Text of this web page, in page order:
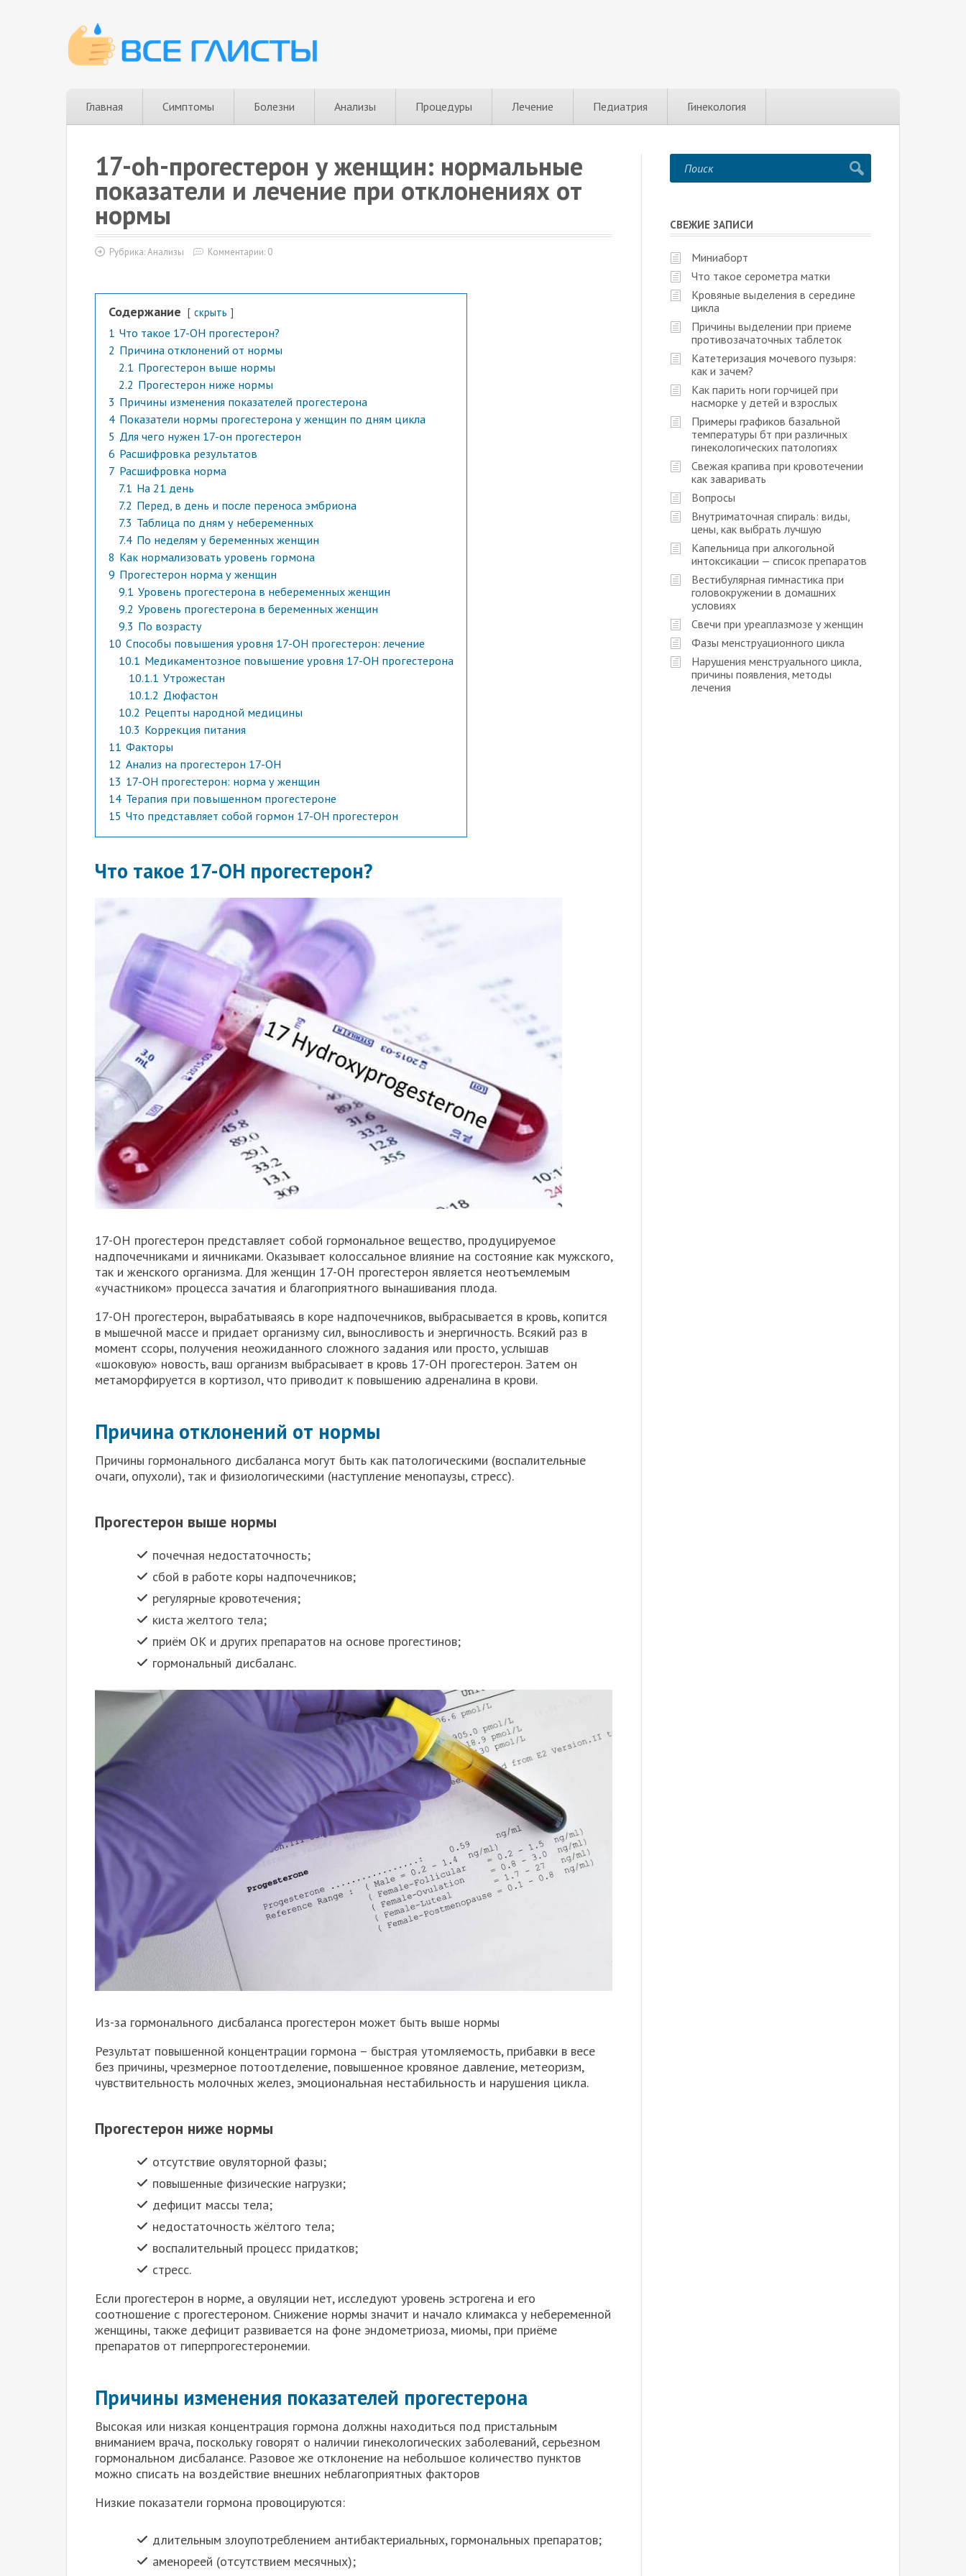
Главная Симптомы Болезни Анализы Процедуры Лечение Педиатрия Гинекология
17-oh-прогестерон у женщин: нормальные
показатели и лечение при отклонениях от
нормы
Рубрика:Анализы Комментарии: 0
Содержание скрыть
1 Что такое 17-ОН прогестерон?
2 Причина отклонений от нормы
2.1 Прогестерон выше нормы
2.2 Прогестерон ниже нормы
3 Причины изменения показателей прогестерона
4 Показатели нормы прогестерона у женщин по дням цикла
5 Для чего нужен 17-он прогестерон
6 Расшифровка результатов
7 Расшифровка норма
7.1 На 21 день
7.2 Перед, в день и после переноса эмбриона
7.3 Таблица по дням у небеременных
7.4 По неделям у беременных женщин
8 Как нормализовать уровень гормона
9 Прогестерон норма у женщин
9.1 Уровень прогестерона в небеременных женщин
9.2 Уровень прогестерона в беременных женщин
9.3 По возрасту
10 Способы повышения уровня 17-ОН прогестерон: лечение
10.1 Медикаментозное повышение уровня 17-ОН прогестерона
10.1.1 Утрожестан
10.1.2 Дюфастон
10.2 Рецепты народной медицины
10.3 Коррекция питания
11 Факторы
12 Анализ на прогестерон 17-ОН
13 17-ОН прогестерон: норма у женщин
14 Терапия при повышенном прогестероне
15 Что представляет собой гормон 17-ОН прогестерон
Что такое 17-ОН прогестерон?
17-ОН прогестерон представляет собой гормональное вещество, продуцируемое
надпочечниками и яичниками. Оказывает колоссальное влияние на состояние как мужского,
так и женского организма. Для женщин 17-ОН прогестерон является неотъемлемым
«участником» процесса зачатия и благоприятного вынашивания плода.
17-ОН прогестерон, вырабатываясь в коре надпочечников, выбрасывается в кровь, копится
в мышечной массе и придает организму сил, выносливость и энергичность. Всякий раз в
момент ссоры, получения неожиданного сложного задания или просто, услышав
«шоковую» новость, ваш организм выбрасывает в кровь 17-ОН прогестерон. Затем он
метаморфируется в кортизол, что приводит к повышению адреналина в крови.
Причина отклонений от нормы
Причины гормонального дисбаланса могут быть как патологическими (воспалительные
очаги, опухоли), так и физиологическими (наступление менопаузы, стресс).
Прогестерон выше нормы
почечная недостаточность;
сбой в работе коры надпочечников;
регулярные кровотечения;
киста желтого тела;
приём ОК и других препаратов на основе прогестинов;
гормональный дисбаланс.
Из-за гормонального дисбаланса прогестерон может быть выше нормы
Результат повышенной концентрации гормона – быстрая утомляемость, прибавки в весе
без причины, чрезмерное потоотделение, повышенное кровяное давление, метеоризм,
чувствительность молочных желез, эмоциональная нестабильность и нарушения цикла.
Прогестерон ниже нормы
отсутствие овуляторной фазы;
повышенные физические нагрузки;
дефицит массы тела;
недостаточность жёлтого тела;
воспалительный процесс придатков;
стресс.
Если прогестерон в норме, а овуляции нет, исследуют уровень эстрогена и его
соотношение с прогестероном. Снижение нормы значит и начало климакса у небеременной
женщины, также дефицит развивается на фоне эндометриоза, миомы, при приёме
препаратов от гиперпрогестеронемии.
Причины изменения показателей прогестерона
Высокая или низкая концентрация гормона должны находиться под пристальным
вниманием врача, поскольку говорят о наличии гинекологических заболеваний, серьезном
гормональном дисбалансе. Разовое же отклонение на небольшое количество пунктов
можно списать на воздействие внешних неблагоприятных факторов
Низкие показатели гормона провоцируются:
длительным злоупотреблением антибактериальных, гормональных препаратов;
аменореей (отсутствием месячных);
СВЕЖИЕ ЗАПИСИ
Миниаборт
Что такое серометра матки
Кровяные выделения в середине
цикла
Причины выделении при приеме
противозачаточных таблеток
Катетеризация мочевого пузыря:
как и зачем?
Как парить ноги горчицей при
насморке у детей и взрослых
Примеры графиков базальной
температуры бт при различных
гинекологических патологиях
Свежая крапива при кровотечении
как заваривать
Вопросы
Внутриматочная спираль: виды,
цены, как выбрать лучшую
Капельница при алкогольной
интоксикации — список препаратов
Вестибулярная гимнастика при
головокружении в домашних
условиях
Свечи при уреаплазмозе у женщин
Фазы менструационного цикла
Нарушения менструального цикла,
причины появления, методы
лечения